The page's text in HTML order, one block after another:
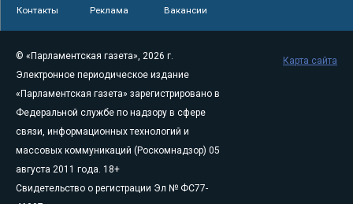
Контакты Реклама Вакансии
© «Парламентская газета», 2026 г.
Электронное периодическое издание
«Парламентская газета» зарегистрировано в
Федеральной службе по надзору в сфере
связи, информационных технологий и
массовых коммуникаций (Роскомнадзор) 05
августа 2011 года. 18+
Свидетельство о регистрации Эл № ФС77-
Карта сайта